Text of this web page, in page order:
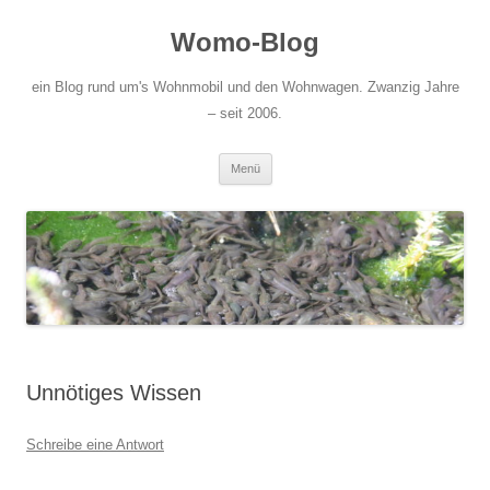
Womo-Blog
ein Blog rund um's Wohnmobil und den Wohnwagen. Zwanzig Jahre
– seit 2006.
Menü
Unnötiges Wissen
Schreibe eine Antwort